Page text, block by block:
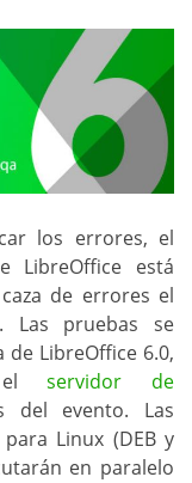
los errores, el
LibreOffice está
de errores el
Las pruebas se
LibreOffice 6.0,
elservidor de
del evento. Las
Linux (DEB y
en paralelo